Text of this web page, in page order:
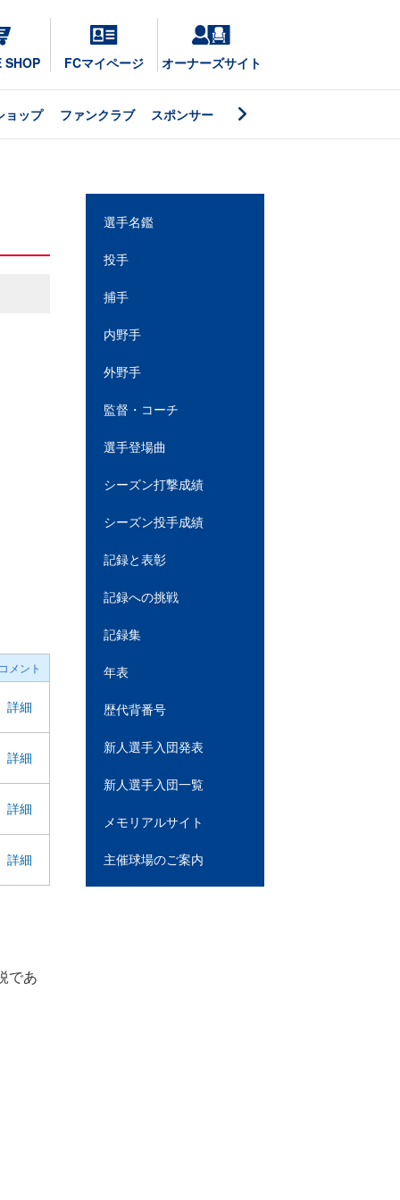
SHOP FCマイページ オーナーズサイト
ョップ ファンクラブ スポンサー
コメント
詳細
詳細
詳細
詳細
であ
選手名鑑
投手
捕手
内野手
外野手
監督・コーチ
選手登場曲
シーズン打撃成績
シーズン投手成績
記録と表彰
記録への挑戦
記録集
年表
歴代背番号
新人選手入団発表
新人選手入団一覧
メモリアルサイト
主催球場のご案内